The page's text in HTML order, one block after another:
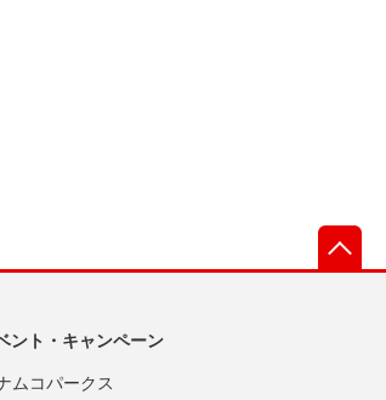
ント・キャンペーン
ムコパークス